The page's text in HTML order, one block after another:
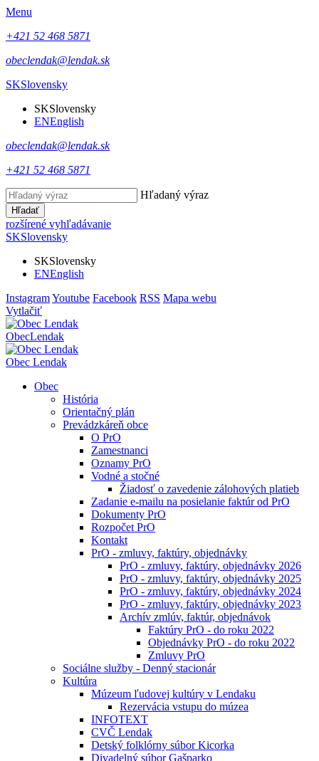
Menu
+421 52 468 5871
obeclendak@lendak.sk
SKSlovensky
SKSlovensky
ENEnglish
obeclendak@lendak.sk
+421 52 468 5871
Hľadaný výraz
Hľadať
rozšírené vyhľadávanie
SKSlovensky
SKSlovensky
ENEnglish
InstagramYoutube Facebook RSS Mapa webu
Vytlačiť
ObecLendak
Obec Lendak
Obec
História
Orientačný plán
Prevádzkáreň obce
O PrO
Zamestnanci
Oznamy PrO
Vodné a stočné
Žiadosť o zavedenie zálohových platieb
Zadanie e-mailu na posielanie faktúr od PrO
Dokumenty PrO
Rozpočet PrO
Kontakt
PrO - zmluvy, faktúry, objednávky
PrO - zmluvy, faktúry, objednávky 2026
PrO - zmluvy, faktúry, objednávky 2025
PrO - zmluvy, faktúry, objednávky 2024
PrO - zmluvy, faktúry, objednávky 2023
Archív zmlúv, faktúr, objednávok
Faktúry PrO - do roku 2022
Objednávky PrO - do roku 2022
Zmluvy PrO
Sociálne služby - Denný stacionár
Kultúra
Múzeum ľudovej kultúry v Lendaku
Rezervácia vstupu do múzea
INFOTEXT
CVČ Lendak
Detský folklórny súbor Kicorka
Divadelný súbor Gašparko